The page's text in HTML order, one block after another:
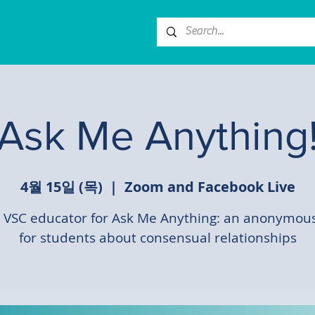
Me
4월 15일 (목)
  |
Zoom and Facebook Live
VSC educator for Ask Me Anything: an
for students about consensual relationships